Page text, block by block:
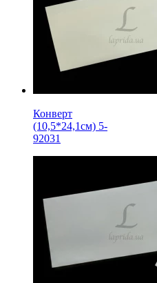
Конверт
(10,5*24,1см) 5-
92031